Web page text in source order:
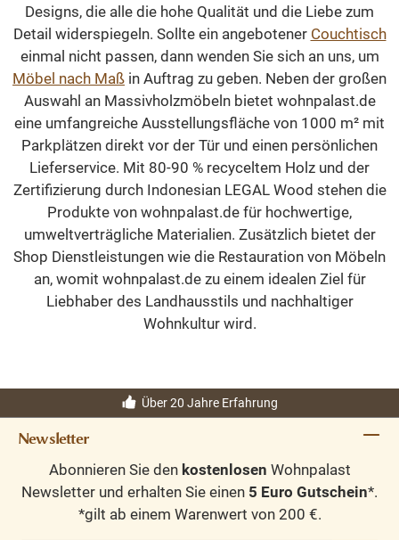
Designs, die alle die hohe Qualität und die Liebe zum
Detail widerspiegeln. Sollte ein angebotener Couchtisch
einmal nicht passen, dann wenden Sie sich an uns, um
Möbel nach Maß in Auftrag zu geben. Neben der großen
Auswahl an Massivholzmöbeln bietet wohnpalast.de
eine umfangreiche Ausstellungsfläche von 1000 m² mit
Parkplätzen direkt vor der Tür und einen persönlichen
Lieferservice. Mit 80-90 % recyceltem Holz und der
Zertifizierung durch Indonesian LEGAL Wood stehen die
Produkte von wohnpalast.de für hochwertige,
umweltverträgliche Materialien. Zusätzlich bietet der
Shop Dienstleistungen wie die Restauration von Möbeln
an, womit wohnpalast.de zu einem idealen Ziel für
Liebhaber des Landhausstils und nachhaltiger
Wohnkultur wird.
Über 20 Jahre Erfahrung
Newsletter
Abonnieren Sie den kostenlosen Wohnpalast
Newsletter und erhalten Sie einen 5 Euro Gutschein*.
*gilt ab einem Warenwert von 200 €.